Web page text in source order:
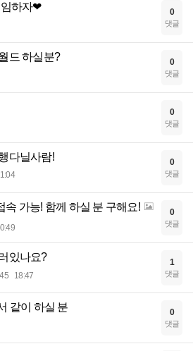
임하자❤ 0
댓글
드 하실분? 0
댓글
0
댓글
다닐사람! 0
댓글
속 가능! 함께 하실 분 구해요! 0
댓글
있나요?
18:47
1
댓글
같이 하실 분 0
댓글